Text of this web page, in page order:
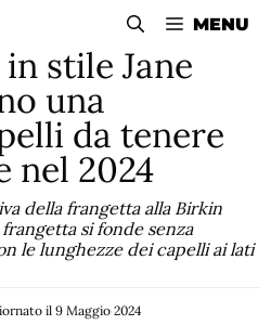
MENU
stile Jane
una
da tenere
nel 2024
della frangetta alla Birkin
si fonde senza
le lunghezze dei capelli ai lati
il 9 Maggio 2024